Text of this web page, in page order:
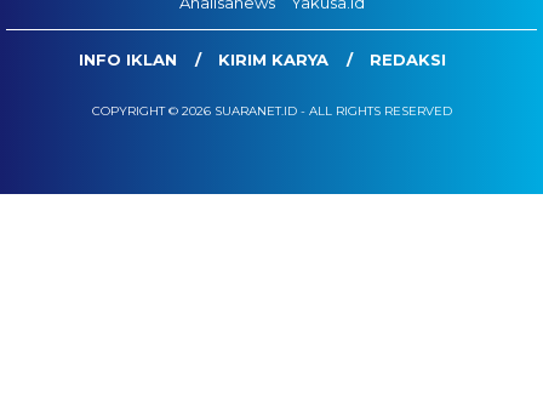
INFO IKLAN KIRIM KARYA REDAKSI
COPYRIGHT © 2026 SUARANET.ID - ALL RIGHTS RESERVED